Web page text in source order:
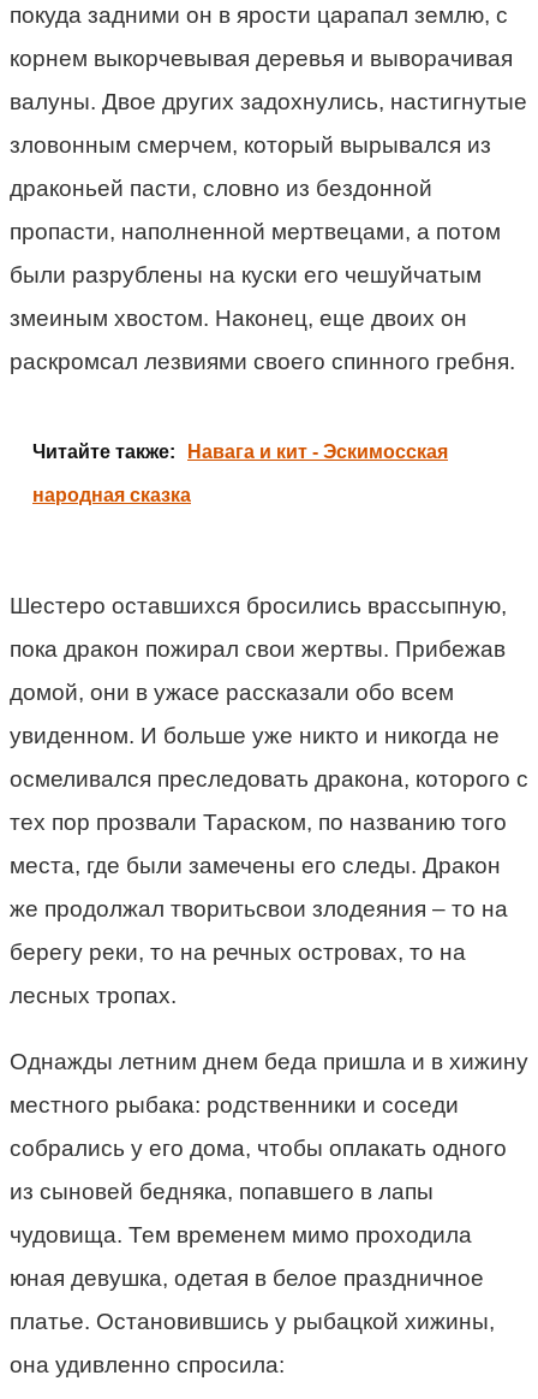
покуда задними он в ярости царапал землю, с
корнем выкорчевывая деревья и выворачивая
валуны. Двое других задохнулись, настигнутые
зловонным смерчем, который вырывался из
драконьей пасти, словно из бездонной
пропасти, наполненной мертвецами, а потом
были разрублены на куски его чешуйчатым
змеиным хвостом. Наконец, еще двоих он
раскромсал лезвиями своего спинного гребня.
Читайте также: Навага и кит - Эскимосская
народная сказка
Шестеро оставшихся бросились врассыпную,
пока дракон пожирал свои жертвы. Прибежав
домой, они в ужасе рассказали обо всем
увиденном. И больше уже никто и никогда не
осмеливался преследовать дракона, которого с
тех пор прозвали Тараском, по названию того
места, где были замечены его следы. Дракон
же продолжал творитьсвои злодеяния – то на
берегу реки, то на речных островах, то на
лесных тропах.
Однажды летним днем беда пришла и в хижину
местного рыбака: родственники и соседи
собрались у его дома, чтобы оплакать одного
из сыновей бедняка, попавшего в лапы
чудовища. Тем временем мимо проходила
юная девушка, одетая в белое праздничное
платье. Остановившись у рыбацкой хижины,
она удивленно спросила: